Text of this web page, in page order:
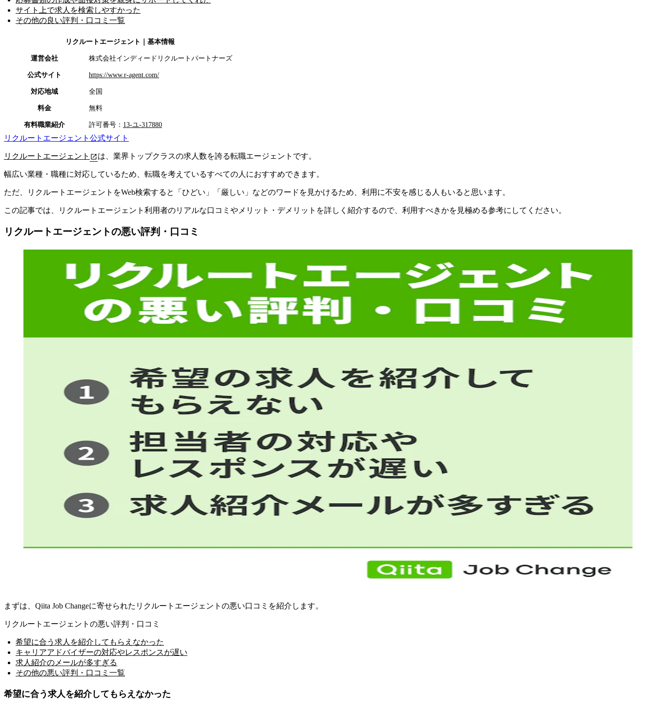
サイト上で求人を検索しやすかった
その他の良い評判・口コミ一覧
リクルートエージェント ｜基本情報
運営会社 株式会社インディードリクルートパートナーズ
公式サイト https://www.r-agent.com/
対応地域 全国
料金 無料
有料職業紹介 許可番号： 13-ユ-317880
リクルートエージェント公式サイト
リクルートエージェント は、業界トップクラスの求人数を誇る転職エージェントです。
幅広い業種・職種に対応しているため、転職を考えているすべての人におすすめできます。
ただ、リクルートエージェントをWeb検索すると「ひどい」「厳しい」などのワードを見かけるため、利用に不安を感じる人もいると思います。
この記事では、 リクルートエージェント利用者のリアルな口コミやメリット・デメリットを詳しく紹介するので、利用すべきかを見極める参考にしてください。
リクルートエージェントの悪い評判・口コミ
まずは、Qiita Job Changeに寄せられたリクルートエージェントの悪い口コミを紹介します。
リクルートエージェントの悪い評判・口コミ
希望に合う求人を紹介してもらえなかった
キャリアアドバイザーの対応やレスポンスが遅い
求人紹介のメールが多すぎる
その他の悪い評判・口コミ一覧
希望に合う求人を紹介してもらえなかった